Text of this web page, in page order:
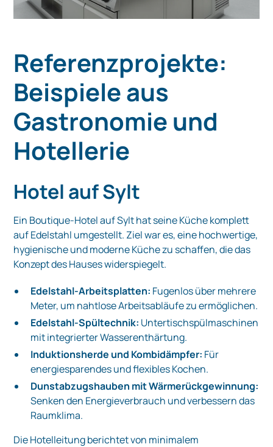
Referenzprojekte:
Beispiele aus
Gastronomie und
Hotellerie
Hotel auf Sylt
Ein Boutique-Hotel auf Sylt hat seine Küche komplett
auf Edelstahl umgestellt. Ziel war es, eine hochwertige,
hygienische und moderne Küche zu schaffen, die das
Konzept des Hauses widerspiegelt.
Edelstahl-Arbeitsplatten: Fugenlos über mehrere
Meter, um nahtlose Arbeitsabläufe zu ermöglichen.
Edelstahl-Spültechnik: Untertischspülmaschinen
mit integrierter Wasserenthärtung.
Induktionsherde und Kombidämpfer: Für
energiesparendes und flexibles Kochen.
Dunstabzugshauben mit Wärmerückgewinnung:
Senken den Energieverbrauch und verbessern das
Raumklima.
Die Hotelleitung berichtet von minimalem